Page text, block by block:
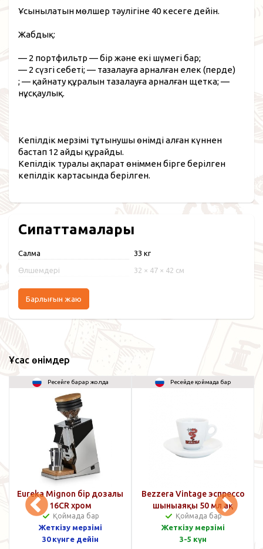
Ұсынылатын мөлшер тәулігіне 40 кесеге дейін.
Жабдық:
— 2 портфильтр — бір және екі шүмегі бар;
— 2 сүзгі себеті;— тазалауға арналған елек (перде)
;— қайнату құралын тазалауға арналған щетка;—
нұсқаулық.
Кепілдік мерзімі тұтынушы өнімді алған күннен
бастап 12 айды құрайды.
Кепілдік туралы ақпарат өніммен бірге берілген
кепілдік картасында берілген.
Сипаттамалары
Салмақ 33 кг
Өлшемдері 32 × 47 × 42 см
Барлығын жаю
Ұқсас өнімдер
Ресейге барар жолда
Eureka Mignon бір дозалы
16CR хром
Қоймада бар
Жеткізу мерзімі
30 күнге дейін
Ресейде қоймада бар
Bezzera Vintage эспрессо
шыныаяқы 50 мл ақ
Қоймада бар
Жеткізу мерзімі
3-5 күн